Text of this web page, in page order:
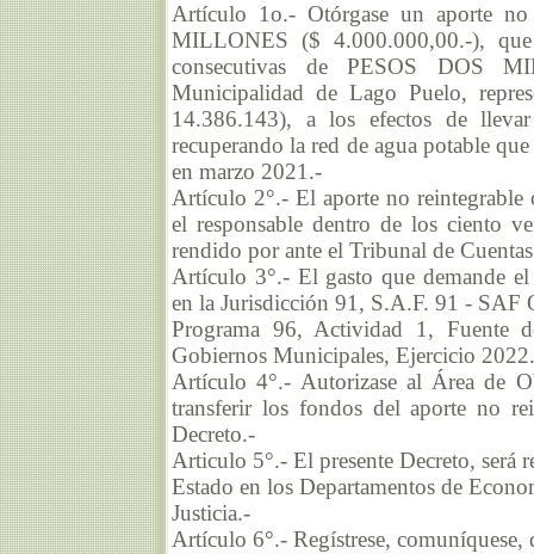
Artículo 1o.- Otórgase un aporte
MILLONES ($ 4.000.000,00.-),
consecutivas de PESOS DOS
Municipalidad de Lago Puelo,
14.386.143), a los efectos de
recuperando la red de agua potable
en marzo 2021.-
Artículo 2°.- El aporte no
el responsable dentro de los ciento
rendido por ante el Tribunal de
Artículo 3°.- El gasto que demande
en la Jurisdicción 91, S.A.F. 91 - SAF
Programa 96, Actividad 1, Fuente
Gobiernos Municipales, Ejercicio
Artículo 4°.- Autorizase al Área de
transferir los fondos del aporte no
Decreto.-
Articulo 5°.- El presente Decreto, será
Estado en los Departamentos de
Justicia.-
Artículo 6°.- Regístrese,